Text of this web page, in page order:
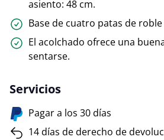
asiento: 48 cm.
Base de cuatro patas de roble
El acolchado ofrece una
sentarse.
Servicios
Pagar a los 30 días
14 días de derecho de